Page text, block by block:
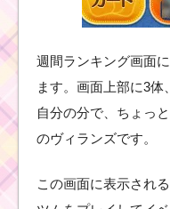
週間ランキング画面
ます。画面上部に3
自分の分で、ちょっ
のヴィランズです。
この画面に表示され